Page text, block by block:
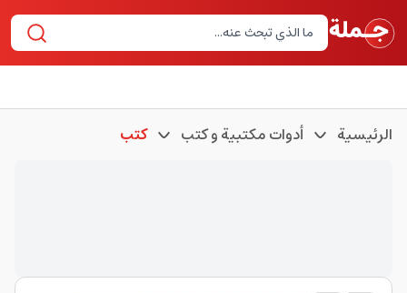
الرئيسية أدوات مكتبية و كتب كتب